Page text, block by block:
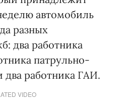
автомобиль
разных
два работника
патрульно-
работника ГАИ.
VIDEO